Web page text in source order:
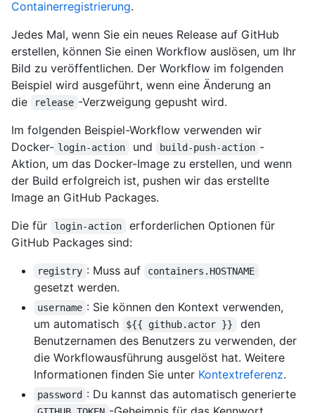
Containerregistrierung.
Jedes Mal, wenn Sie ein neues Release auf GitHub
erstellen, können Sie einen Workflow auslösen, um Ihr
Bild zu veröffentlichen. Der Workflow im folgenden
Beispiel wird ausgeführt, wenn eine Änderung an
die
release -Verzweigung gepusht wird.
Im folgenden Beispiel-Workflow verwenden wir
Docker- login-action und build-push-action -
Aktion, um das Docker-Image zu erstellen, und wenn
der Build erfolgreich ist, pushen wir das erstellte
Image an GitHub Packages.
Die für
login-action
erforderlichen Optionen für
GitHub Packages sind:
registry : Muss auf containers.HOSTNAME
gesetzt werden.
username : Sie können den Kontext verwenden,
um automatisch
${{ github.actor }}
den
Benutzernamen des Benutzers zu verwenden, der
die Workflowausführung ausgelöst hat. Weitere
Informationen finden Sie unter Kontextreferenz.
password : Du kannst das automatisch generierte